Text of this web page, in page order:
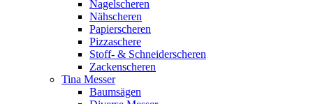
Nagelscheren
Nähscheren
Papierscheren
Pizzaschere
Stoff- & Schneiderscheren
Zackenscheren
Tina Messer
Baumsägen